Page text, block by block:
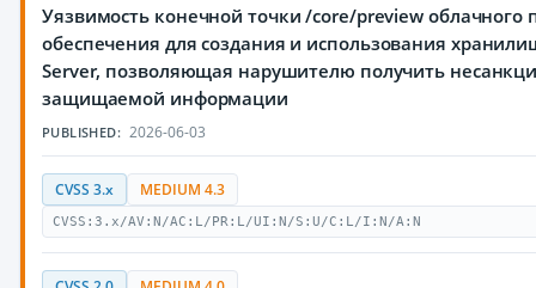
Уязвимость конечной точки /core/preview облачного
обеспечения для создания и использования
Server, позволяющая нарушителю получить
защищаемой информации
PUBLISHED: 2026-06-03
CVSS 3.x MEDIUM 4.3
CVSS:3.x/AV:N/AC:L/PR:L/UI:N/S:U/C:L/I:N/A:N